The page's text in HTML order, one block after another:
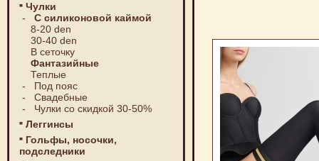
Чулки
- С силиконовой каймой
8-20 den
30-40 den
В сеточку
Фантазийные
Теплые
- Под пояс
- Свадебные
- Чулки со скидкой 30-50%
Леггинсы
Гольфы, носочки,
подследники